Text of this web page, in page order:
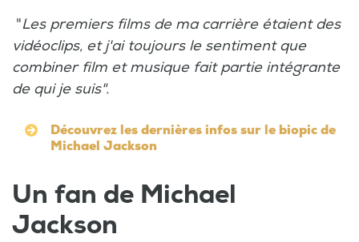
"Les premiers films de ma carrière étaient des
vidéoclips, et j'ai toujours le sentiment que
combiner film et musique fait partie intégrante
de qui je suis".
Découvrez les dernières infos sur le biopic de
Michael Jackson
Un fan de Michael
Jackson